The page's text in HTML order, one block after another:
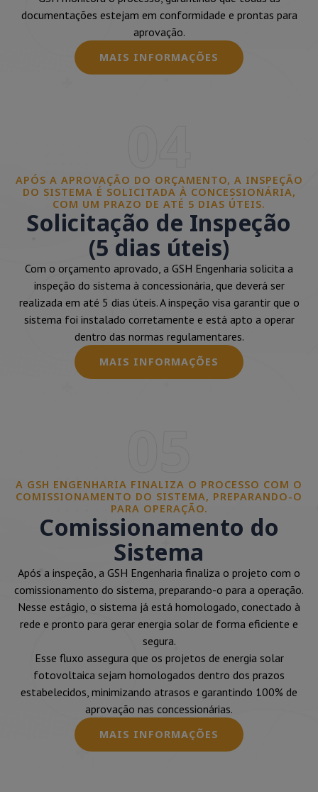
documentações estejam em conformidade e prontas para
aprovação.
MAIS INFORMAÇÕES
APÓS A APROVAÇÃO DO ORÇAMENTO, A INSPEÇÃO
DO SISTEMA É SOLICITADA À CONCESSIONÁRIA,
COM UM PRAZO DE ATÉ 5 DIAS ÚTEIS.
Solicitação de Inspeção
(5 dias úteis)
Com o orçamento aprovado, a GSH Engenharia solicita a
inspeção do sistema à concessionária, que deverá ser
realizada em até 5 dias úteis. A inspeção visa garantir que o
sistema foi instalado corretamente e está apto a operar
dentro das normas regulamentares.
MAIS INFORMAÇÕES
A GSH ENGENHARIA FINALIZA O PROCESSO COM O
COMISSIONAMENTO DO SISTEMA, PREPARANDO-O
PARA OPERAÇÃO.
Comissionamento do
Sistema
Após a inspeção, a GSH Engenharia finaliza o projeto com o
comissionamento do sistema, preparando-o para a operação.
Nesse estágio, o sistema já está homologado, conectado à
rede e pronto para gerar energia solar de forma eficiente e
segura.
Esse fluxo assegura que os projetos de energia solar
fotovoltaica sejam homologados dentro dos prazos
estabelecidos, minimizando atrasos e garantindo 100% de
aprovação nas concessionárias.
MAIS INFORMAÇÕES